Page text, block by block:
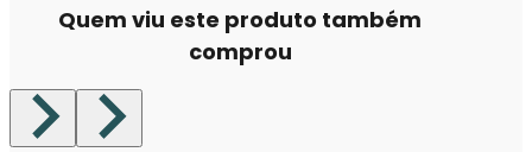
Quem viu este produto também
comprou